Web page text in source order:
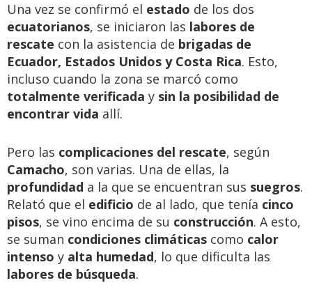
Una vez se confirmó el estado de los dos
ecuatorianos, se iniciaron las labores de
rescate con la asistencia de brigadas de
Ecuador, Estados Unidos y Costa Rica. Esto,
incluso cuando la zona se marcó como
totalmente verificada y sin la posibilidad de
encontrar vida allí.
Pero las complicaciones del rescate, según
Camacho, son varias. Una de ellas, la
profundidad a la que se encuentran sus suegros.
Relató que el edificio de al lado, que tenía cinco
pisos, se vino encima de su construcción. A esto,
se suman condiciones climáticas como calor
intenso y alta humedad, lo que dificulta las
labores de búsqueda.